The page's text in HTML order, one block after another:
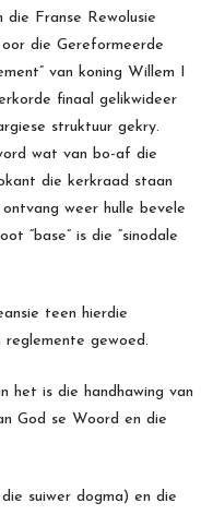
die Franse Rewolusie
die Gereformeerde
van koning Willem I
finaal gelikwideer
struktuur gekry.
wat van bo-af die
die kerkraad staan
weer hulle bevele
“base” is die “sinodale
teen hierdie
gewoed.
het is die handhawing van
God se Woord en die
suiwer dogma) en die